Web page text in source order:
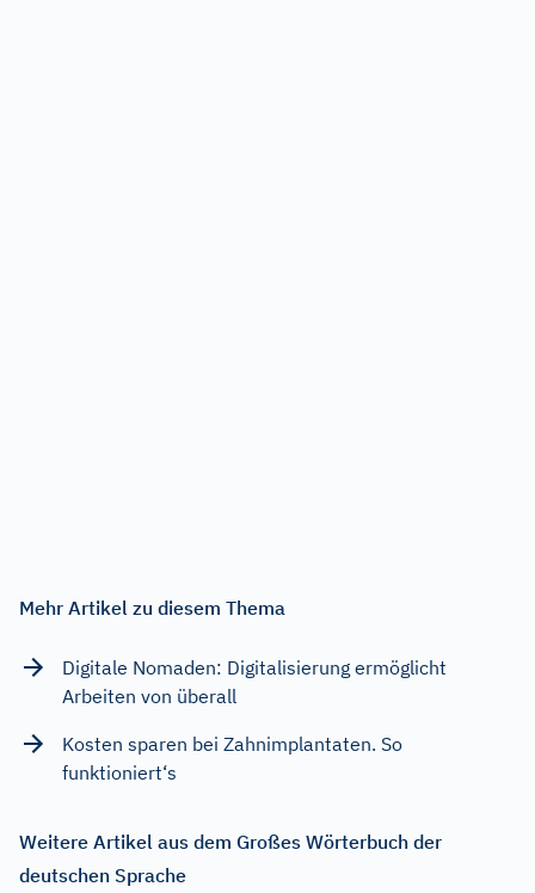
Mehr Artikel zu diesem Thema
Digitale Nomaden: Digitalisierung ermöglicht
Arbeiten von überall
Kosten sparen bei Zahnimplantaten. So
funktioniert‘s
Weitere Artikel aus dem Großes Wörterbuch der
deutschen Sprache